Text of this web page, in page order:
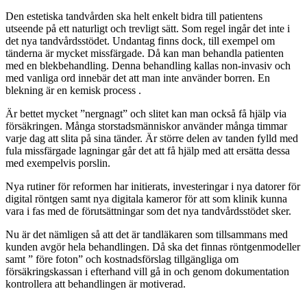
Den estetiska tandvården ska helt enkelt bidra till patientens
utseende på ett naturligt och trevligt sätt. Som regel ingår det inte i
det nya tandvårdsstödet. Undantag finns dock, till exempel om
tänderna är mycket missfärgade. Då kan man behandla patienten
med en blekbehandling. Denna behandling kallas non-invasiv och
med vanliga ord innebär det att man inte använder borren. En
blekning är en kemisk process .
Är bettet mycket ”nergnagt” och slitet kan man också få hjälp via
försäkringen. Många storstadsmänniskor använder många timmar
varje dag att slita på sina tänder. Är större delen av tanden fylld med
fula missfärgade lagningar går det att få hjälp med att ersätta dessa
med exempelvis porslin.
Nya rutiner för reformen har initierats, investeringar i nya datorer för
digital röntgen samt nya digitala kameror för att som klinik kunna
vara i fas med de förutsättningar som det nya tandvårdsstödet sker.
Nu är det nämligen så att det är tandläkaren som tillsammans med
kunden avgör hela behandlingen. Då ska det finnas röntgenmodeller
samt ” före foton” och kostnadsförslag tillgängliga om
försäkringskassan i efterhand vill gå in och genom dokumentation
kontrollera att behandlingen är motiverad.